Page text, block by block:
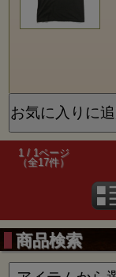
1 / 1ページ
（全17件）
商品検索